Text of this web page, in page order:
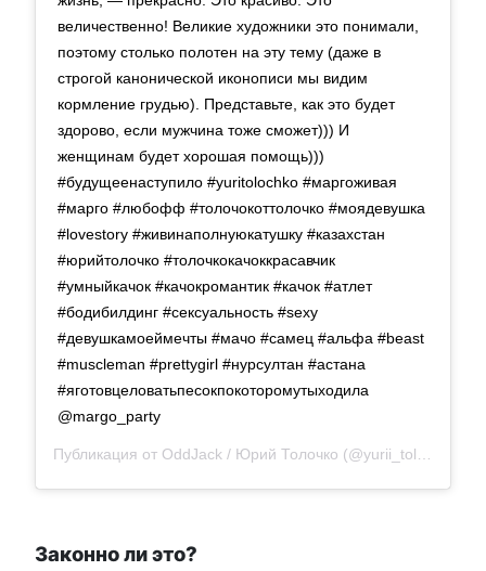
величественно! Великие художники это понимали,
поэтому столько полотен на эту тему (даже в
строгой канонической иконописи мы видим
кормление грудью). Представьте, как это будет
здорово, если мужчина тоже сможет))) И
женщинам будет хорошая помощь)))
#будущеенаступило #yuritolochko #маргоживая
#марго #любофф #толочокоттолочко #моядевушка
#lovestory #живинаполнуюкатушку #казахстан
#юрийтолочко #толочкокачоккрасавчик
#умныйкачок #качокромантик #качок #атлет
#бодибилдинг #сексуальность #sexy
#девушкамоеймечты #мачо #самец #альфа #beast
#muscleman #prettygirl #нурсултан #астана
#яготовцеловатьпесокпокоторомутыходила
@margo_party
Публикация от OddJack / Юрий Толочко (@yurii_tolochko)
Законно ли это?